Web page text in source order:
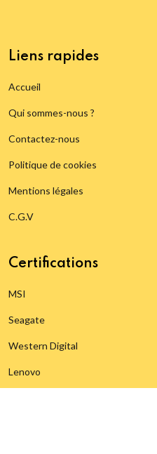
Liens rapides
Accueil
Qui sommes-nous ?
Contactez-nous
Politique de cookies
Mentions légales
C.G.V
Certifications
MSI
Seagate
Western Digital
Lenovo